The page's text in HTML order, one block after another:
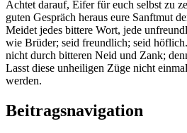
Achtet darauf, Eifer für euch selbst zu
guten Gespräch heraus eure Sanftmut
Meidet jedes bittere Wort, jede
wie Brüder; seid freundlich; seid
nicht durch bitteren Neid und Zank;
Lasst diese unheiligen Züge nicht
werden.
Beitragsnavigation